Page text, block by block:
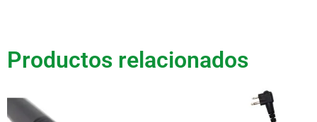
Productos relacionados